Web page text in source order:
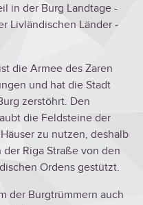
in der Burg Landtage -
Livländischen Länder -
die Armee des Zaren
und hat die Stadt
zerstöhrt. Den
die Feldsteine der
zu nutzen, deshalb
Riga Straße von den
Ordens gestützt.
der Burgtrümmern auch